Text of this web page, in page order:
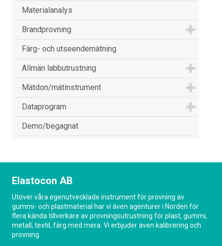
Materialanalys
Brandprovning
Färg- och utseendemätning
Allmän labbutrustning
Mätdon/mätinstrument
Dataprogram
Demo/begagnat
Elastocon AB
Utöver våra egenutvecklade instrument för provning av
gummi- och plastmaterial har vi även agenturer i Norden för
flera kända tillverkare av provningsutrustning för plast, gummi,
metall, textil, färg med mera. Vi erbjuder även kalibrering och
provning.